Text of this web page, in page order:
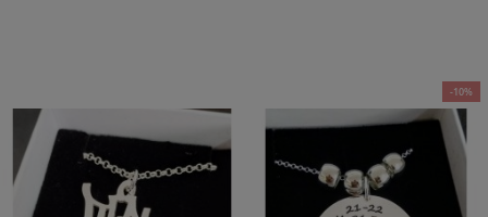
-10%